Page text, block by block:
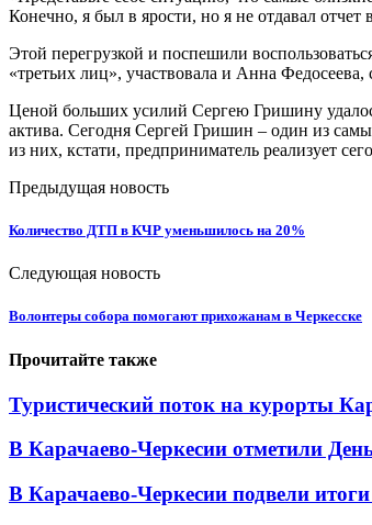
Конечно, я был в ярости, но я не отдавал
Этой перегрузкой и поспешили
«третьих лиц», участвовала и Анна
Ценой больших усилий Сергею Гришину
актива. Сегодня Сергей Гришин – один из
из них, кстати, предприниматель реализует
Предыдущая новость
Количество ДТП в КЧР уменьшилось на 20%
Следующая новость
Волонтеры собора помогают прихожанам в Черкесске
Прочитайте также
Туристический поток на курорты
В Карачаево-Черкесии отметили
В Карачаево-Черкесии подвели